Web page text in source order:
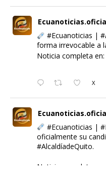
#Ecuanoticias |
forma irrevocable a
Noticia completa en:
X
#Ecuanoticias |
oficialmente su
#AlcaldíadeQuito.
Noticia completa en: